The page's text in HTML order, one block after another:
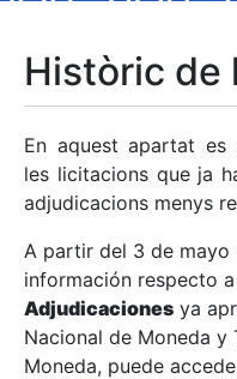
Mostra/Amaga
Mostra/Amaga
Històric de
En aquest apartat es
les licitacions que ja
adjudicacions menys
A partir del 3 de
información respecto a
Adjudicaciones ya
Nacional de Moneda y
Moneda, puede